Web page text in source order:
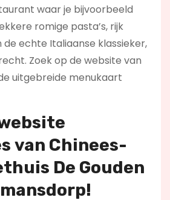
waar je bijvoorbeeld
romige pasta’s, rijk
de echte Italiaanse klassieker,
Zoek op de website van
uitgebreide menukaart
van Chinees-
De Gouden